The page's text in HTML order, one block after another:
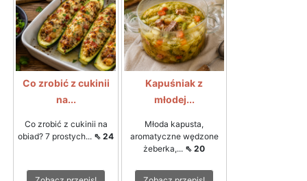
Co zrobić z cukinii
na...
Co zrobić z cukinii na
obiad? 7 prostych... ⇖ 24
Kapuśniak z
młodej...
Młoda kapusta,
aromatyczne wędzone
żeberka,... ⇖ 20